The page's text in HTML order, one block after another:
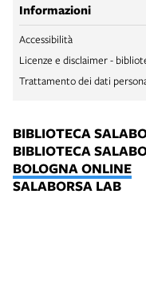
Informazioni
Accessibilità
Licenze e disclaimer -
Trattamento dei dati
BIBLIOTECA
BIBLIOTECA
BOLOGNA ONLINE
SALABORSA LAB